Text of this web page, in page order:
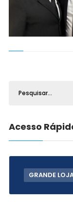
Acesso
GRANDE